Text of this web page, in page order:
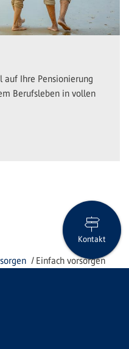
auf Ihre Pensionierung
Berufsleben in vollen
Einfach vorsorgen
Kontakt